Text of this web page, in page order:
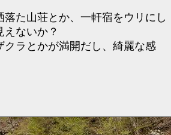
落た山荘とか、一軒宿をウリにし
えないか？
クラとかが満開だし、綺麗な感